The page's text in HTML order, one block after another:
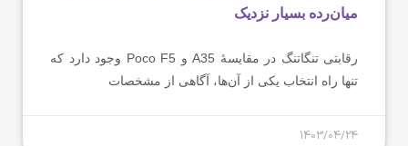
میان‌رده بسیار نزدیک
رقابتی تنگاتنگ در مقایسۀ A35 و Poco F5 وجود دارد که
تنها راه انتخاب یکی از آن‌ها، آگاهی از مشخصات
1403/04/24